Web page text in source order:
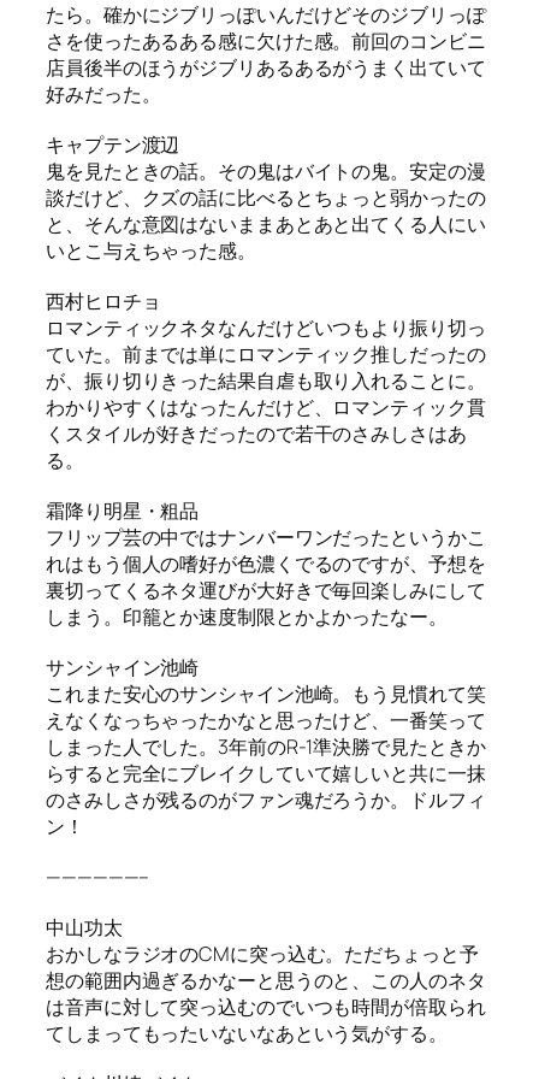
たら。確かにジブリっぽいんだけどそのジブリっぽ
さを使ったあるある感に欠けた感。前回のコンビニ
店員後半のほうがジブリあるあるがうまく出ていて
好みだった。
キャプテン渡辺
鬼を見たときの話。その鬼はバイトの鬼。安定の漫
談だけど、クズの話に比べるとちょっと弱かったの
と、そんな意図はないままあとあと出てくる人にい
いとこ与えちゃった感。
西村ヒロチョ
ロマンティックネタなんだけどいつもより振り切っ
ていた。前までは単にロマンティック推しだったの
が、振り切りきった結果自虐も取り入れることに。
わかりやすくはなったんだけど、ロマンティック貫
くスタイルが好きだったので若干のさみしさはあ
る。
霜降り明星・粗品
フリップ芸の中ではナンバーワンだったというかこ
れはもう個人の嗜好が色濃くでるのですが、予想を
裏切ってくるネタ運びが大好きで毎回楽しみにして
しまう。印籠とか速度制限とかよかったなー。
サンシャイン池崎
これまた安心のサンシャイン池崎。もう見慣れて笑
えなくなっちゃったかなと思ったけど、一番笑って
しまった人でした。3年前のR-1準決勝で見たときか
らすると完全にブレイクしていて嬉しいと共に一抹
のさみしさが残るのがファン魂だろうか。ドルフィ
ン！
——————–
中山功太
おかしなラジオのCMに突っ込む。ただちょっと予
想の範囲内過ぎるかなーと思うのと、この人のネタ
は音声に対して突っ込むのでいつも時間が倍取られ
てしまってもったいないなあという気がする。